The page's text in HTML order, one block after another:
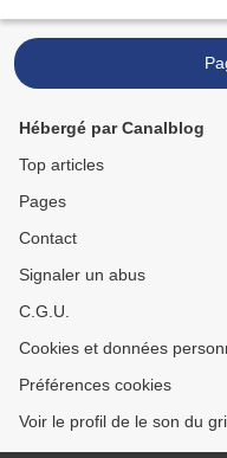
Hébergé par Canalblog
Top articles
Pages
Contact
Signaler un abus
C.G.U.
Cookies et données
Préférences cookies
Voir le profil de le son du